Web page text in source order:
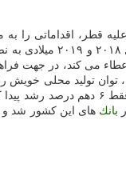
علیه قطر، اقداماتی
شروع خواهد نمود. در همین حال «شیخ عبدالله
می كند، در جهت
داد. بر همین اساس، اقتصاد قطر به دنبال وضع تحریم های عربی
بانك های این كشور شد و